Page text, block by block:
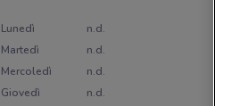
Lunedì
n.d.
Martedì
n.d.
Mercoledì
n.d.
Giovedì
n.d.